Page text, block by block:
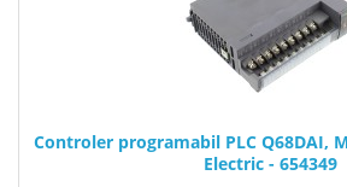
Controler programabil PLC Q68DAI,
Electric - 654349